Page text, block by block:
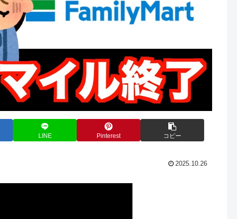
LINE Pinterest コピー
2025.10.26